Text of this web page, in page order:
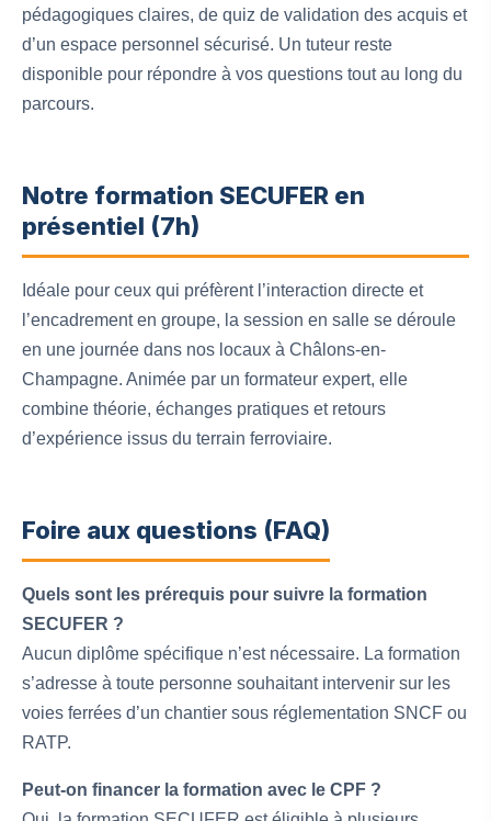
pédagogiques claires, de quiz de validation des acquis et
d’un espace personnel sécurisé. Un tuteur reste
disponible pour répondre à vos questions tout au long du
parcours.
Notre formation SECUFER en
présentiel (7h)
Idéale pour ceux qui préfèrent l’interaction directe et
l’encadrement en groupe, la session en salle se déroule
en une journée dans nos locaux à Châlons-en-
Champagne. Animée par un formateur expert, elle
combine théorie, échanges pratiques et retours
d’expérience issus du terrain ferroviaire.
Foire aux questions (FAQ)
Quels sont les prérequis pour suivre la formation
SECUFER ?
Aucun diplôme spécifique n’est nécessaire. La formation
s’adresse à toute personne souhaitant intervenir sur les
voies ferrées d’un chantier sous réglementation SNCF ou
RATP.
Peut-on financer la formation avec le CPF ?